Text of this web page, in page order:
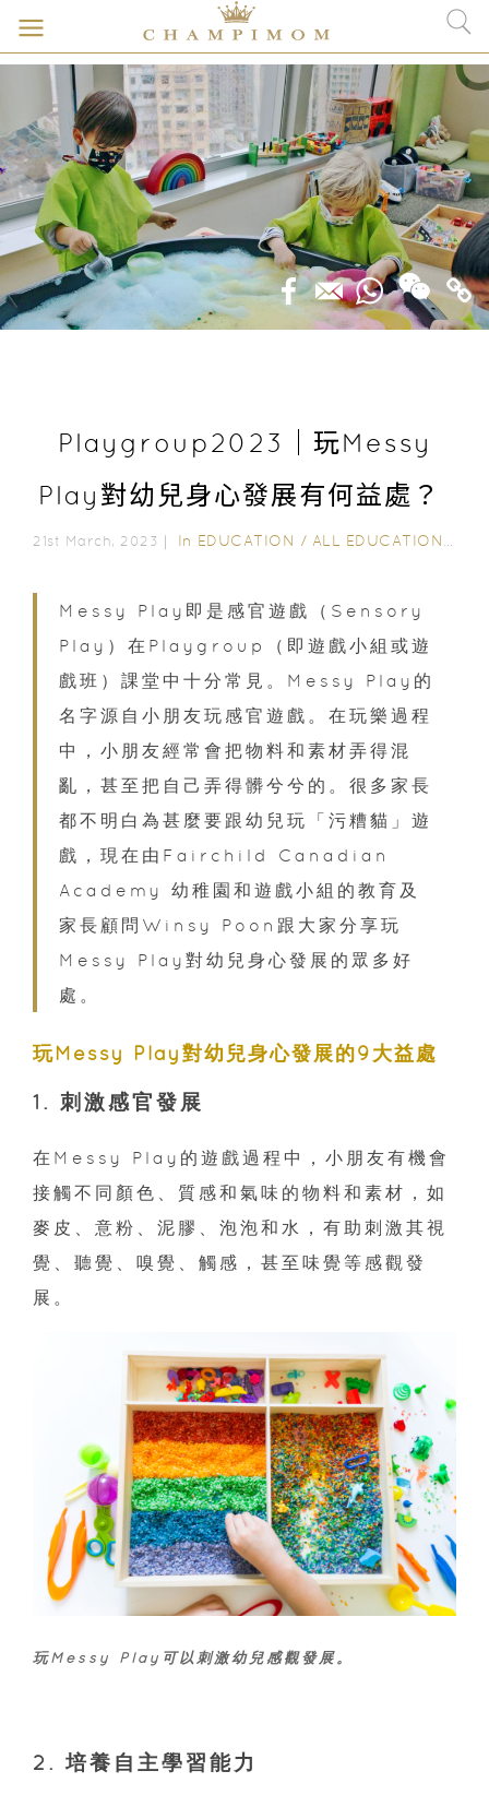
Playgroup2023｜玩Messy
Play對幼兒身心發展有何益處？
21st March, 2023｜ In EDUCATION / ALL EDUCATION
Messy Play即是感官遊戲（Sensory
Play）在Playgroup（即遊戲小組或遊
戲班）課堂中十分常見。Messy Play的
名字源自小朋友玩感官遊戲。在玩樂過程
中，小朋友經常會把物料和素材弄得混
亂，甚至把自己弄得髒兮兮的。很多家長
都不明白為甚麼要跟幼兒玩「污糟貓」遊
戲，現在由Fairchild Canadian
Academy 幼稚園和遊戲小組的教育及
家長顧問Winsy Poon跟大家分享玩
Messy Play對幼兒身心發展的眾多好
處。
玩Messy Play對幼兒身心發展的9大益處
1. 刺激感官發展
在Messy Play的遊戲過程中，小朋友有機會
接觸不同顏色、質感和氣味的物料和素材，如
麥皮、意粉、泥膠、泡泡和水，有助刺激其視
覺、聽覺、嗅覺、觸感，甚至味覺等感觀發
展。
玩Messy Play可以刺激幼兒感觀發展。
2. 培養自主學習能力